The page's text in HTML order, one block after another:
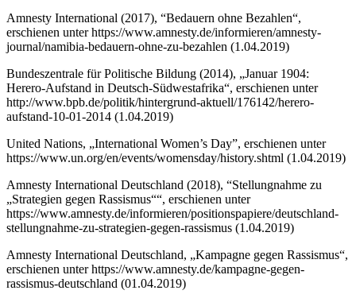
Amnesty International (2017), “Bedauern ohne Bezahlen“,
erschienen unter https://www.amnesty.de/informieren/amnesty-
journal/namibia-bedauern-ohne-zu-bezahlen (1.04.2019)
Bundeszentrale für Politische Bildung (2014), „Januar 1904:
Herero-Aufstand in Deutsch-Südwestafrika“, erschienen unter
http://www.bpb.de/politik/hintergrund-aktuell/176142/herero-
aufstand-10-01-2014 (1.04.2019)
United Nations, „International Women’s Day”, erschienen unter
https://www.un.org/en/events/womensday/history.shtml (1.04.2019)
Amnesty International Deutschland (2018), “Stellungnahme zu
„Strategien gegen Rassismus““, erschienen unter
https://www.amnesty.de/informieren/positionspapiere/deutschland-
stellungnahme-zu-strategien-gegen-rassismus (1.04.2019)
Amnesty International Deutschland, „Kampagne gegen Rassismus“,
erschienen unter https://www.amnesty.de/kampagne-gegen-
rassismus-deutschland (01.04.2019)